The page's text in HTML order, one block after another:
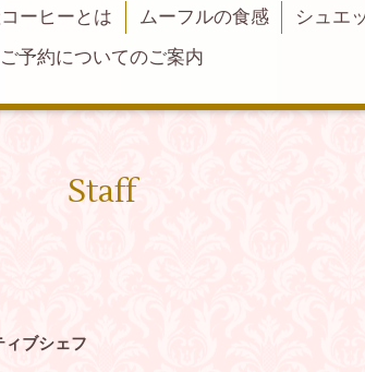
ーヒーとは
ムーフルの食感
シュエ
ご予約についてのご案内
Staff
ィブシェフ